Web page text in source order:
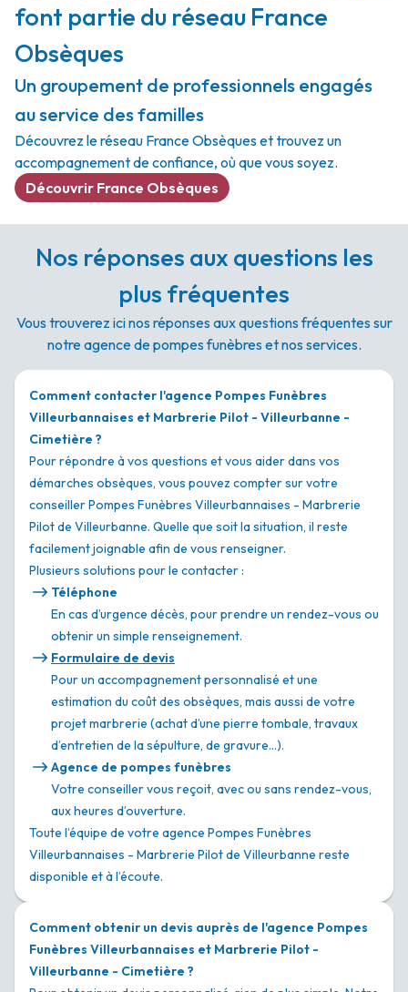
font partie du réseau France
Obsèques
Un groupement de professionnels engagés
au service des familles
Découvrez le réseau France Obsèques et trouvez un
accompagnement de confiance, où que vous soyez.
Découvrir France Obsèques
Nos réponses aux questions les
plus fréquentes
Vous trouverez ici nos réponses aux questions fréquentes sur
notre agence de pompes funèbres et nos services.
Comment contacter l'agence Pompes Funèbres
Villeurbannaises et Marbrerie Pilot - Villeurbanne -
Cimetière ?
Pour répondre à vos questions et vous aider dans vos
démarches obsèques, vous pouvez compter sur votre
conseiller Pompes Funèbres Villeurbannaises - Marbrerie
Pilot de Villeurbanne. Quelle que soit la situation, il reste
facilement joignable afin de vous renseigner.
Plusieurs solutions pour le contacter :
Téléphone
En cas d’urgence décès, pour prendre un rendez-vous ou
obtenir un simple renseignement.
Formulaire de devis
Pour un accompagnement personnalisé et une
estimation du coût des obsèques, mais aussi de votre
projet marbrerie (achat d’une pierre tombale, travaux
d’entretien de la sépulture, de gravure…).
Agence de pompes funèbres
Votre conseiller vous reçoit, avec ou sans rendez-vous,
aux heures d’ouverture.
Toute l’équipe de votre agence Pompes Funèbres
Villeurbannaises - Marbrerie Pilot de Villeurbanne reste
disponible et à l’écoute.
Comment obtenir un devis auprès de l'agence Pompes
Funèbres Villeurbannaises et Marbrerie Pilot -
Villeurbanne - Cimetière ?